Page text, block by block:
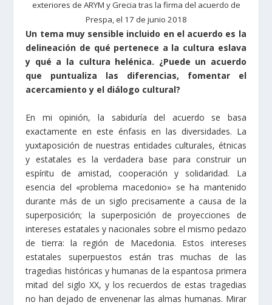
exteriores de ARYM y Grecia tras la firma del acuerdo de
Prespa, el 17 de junio 2018
Un tema muy sensible incluido en el acuerdo es la
delineación de qué pertenece a la cultura eslava
y qué a la cultura helénica. ¿Puede un acuerdo
que puntualiza las diferencias, fomentar el
acercamiento y el diálogo cultural?
En mi opinión, la sabiduría del acuerdo se basa
exactamente en este énfasis en las diversidades. La
yuxtaposición de nuestras entidades culturales, étnicas
y estatales es la verdadera base para construir un
espíritu de amistad, cooperación y solidaridad. La
esencia del «problema macedonio» se ha mantenido
durante más de un siglo precisamente a causa de la
superposición; la superposición de proyecciones de
intereses estatales y nacionales sobre el mismo pedazo
de tierra: la región de Macedonia. Estos intereses
estatales superpuestos están tras muchas de las
tragedias históricas y humanas de la espantosa primera
mitad del siglo XX, y los recuerdos de estas tragedias
no han dejado de envenenar las almas humanas. Mirar